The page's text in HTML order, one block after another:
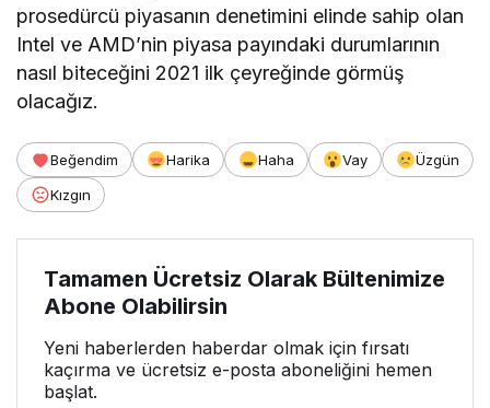
prosedürcü piyasanın denetimini elinde sahip olan
Intel ve AMD’nin piyasa payındaki durumlarının
nasıl biteceğini 2021 ilk çeyreğinde görmüş
olacağız.
Beğendim Harika Haha Vay
Üzgün
Kızgın
Tamamen Ücretsiz Olarak Bültenimize
Abone Olabilirsin
Yeni haberlerden haberdar olmak için fırsatı
kaçırma ve ücretsiz e-posta aboneliğini hemen
başlat.